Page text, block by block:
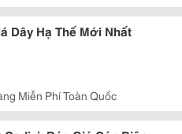
Dây Hạ Thế Mới Nhất
Miễn Phí Toàn Quốc